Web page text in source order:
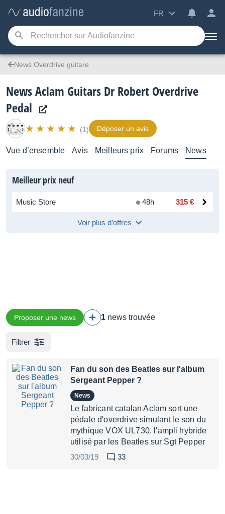
FR
News Overdrive guitare
News Aclam Guitars Dr Robert Overdrive
Pedal
(1) Déposer un avis
Vue d’ensemble Avis Meilleurs prix Forums News
Meilleur prix neuf
Music Store 48h 315 €
Voir plus d’offres
Proposer une news 1 news trouvée
Filtrer
Fan du son des Beatles sur l'album
Sergeant Pepper ?
News
Le fabricant catalan Aclam sort une
pédale d'overdrive simulant le son du
mythique VOX UL730, l'ampli hybride
utilisé par les Beatles sur Sgt Pepper
30/03/19
33